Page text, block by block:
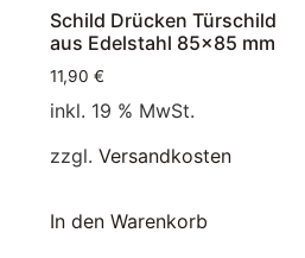
Schild Drücken Türschild
aus Edelstahl 85×85 mm
11,90 €
inkl. 19 % MwSt.
zzgl. Versandkosten
In den Warenkorb